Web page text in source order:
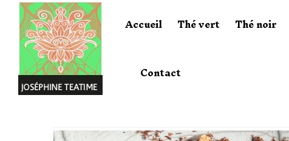
Accueil Thé vert Thé noir
Contact